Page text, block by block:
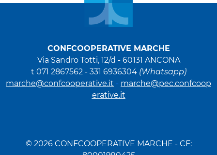
CONFCOOPERATIVE MARCHE
Via Sandro Totti, 12/d - 60131 ANCONA
t 071 2867562 - 331 6936304 (Whatsapp)
marche@confcooperative.it - marche@pec.confcoop
erative.it
© 2026 CONFCOOPERATIVE MARCHE - CF: